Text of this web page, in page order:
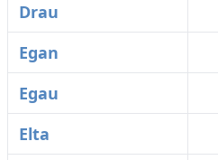
Drau
Egan
Egau
Elta